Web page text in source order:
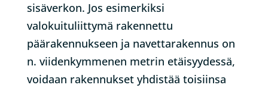
sisäverkon. Jos esimerkiksi
valokuituliittymä rakennettu
päärakennukseen ja navettarakennus on
n. viidenkymmenen metrin etäisyydessä,
voidaan rakennukset yhdistää toisiinsa